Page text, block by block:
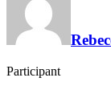
Participant